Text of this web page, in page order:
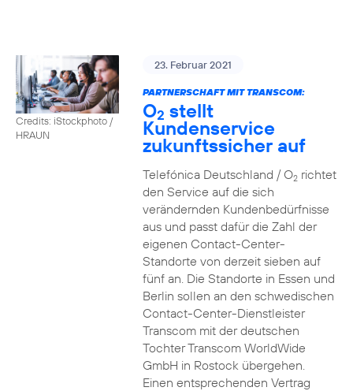
Credits: iStockphoto /
HRAUN
23. Februar 2021
PARTNERSCHAFT MIT TRANSCOM:
O2 stellt
Kundenservice
zukunftssicher auf
Telefónica Deutschland / O2richtet
den Service auf die sich
verändernden Kundenbedürfnisse
aus und passt dafür die Zahl der
eigenen Contact-Center-
Standorte von derzeit sieben auf
fünf an. Die Standorte in Essen und
Berlin sollen an den schwedischen
Contact-Center-Dienstleister
Transcom mit der deutschen
Tochter Transcom WorldWide
GmbH in Rostock übergehen.
Einen entsprechenden Vertrag